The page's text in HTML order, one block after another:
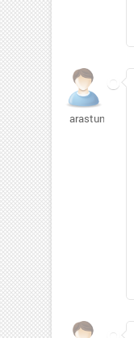
arastun61652